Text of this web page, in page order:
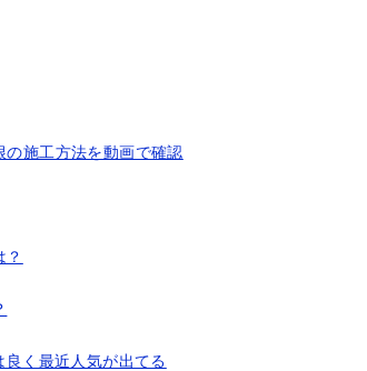
の施工方法を動画で確認
？
良く最近人気が出てる